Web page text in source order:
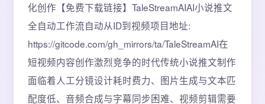
化创作【免费下载链接】TaleStreamAIAI小说推文
全自动工作流自动从ID到视频项目地址:
https://gitcode.com/gh_mirrors/ta/TaleStreamAI在
短视频内容创作激烈竞争的时代传统小说推文制作
面临着人工分镜设计耗时费力、图片生成与文本匹
配度低、音频合成与字幕同步困难、视频剪辑需要